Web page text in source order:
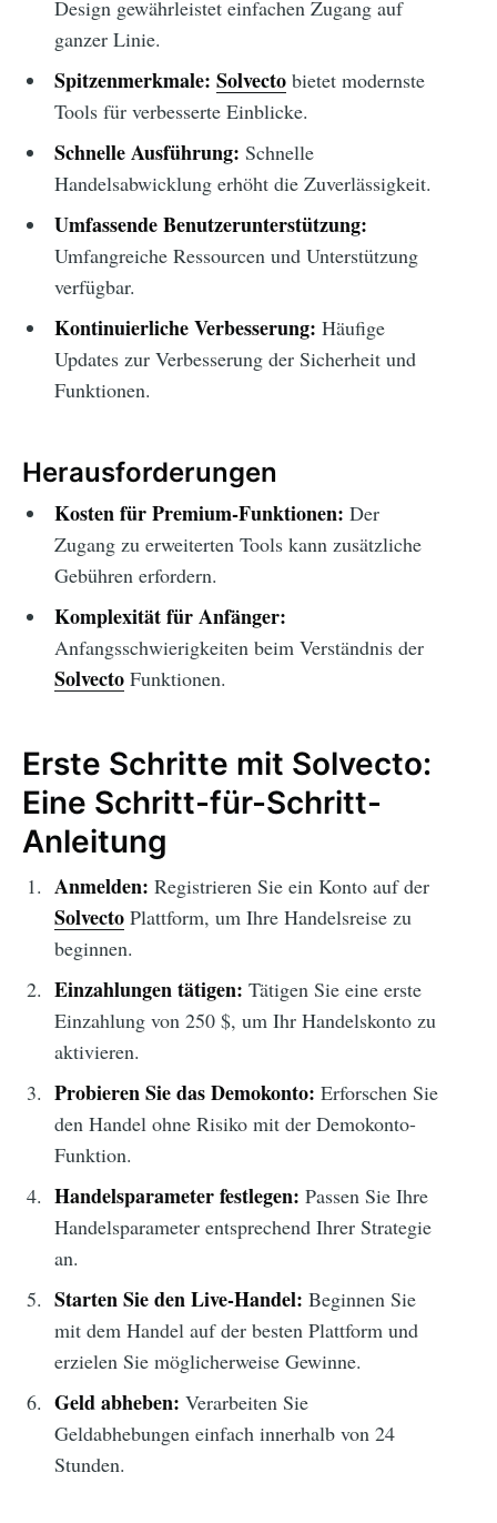
Design gewährleistet einfachen Zugang auf
ganzer Linie.
Spitzenmerkmale: Solvectobietet modernste
Tools für verbesserte Einblicke.
Schnelle Ausführung: Schnelle
Handelsabwicklung erhöht die Zuverlässigkeit.
Umfassende Benutzerunterstützung:
Umfangreiche Ressourcen und Unterstützung
verfügbar.
Kontinuierliche Verbesserung: Häufige
Updates zur Verbesserung der Sicherheit und
Funktionen.
Herausforderungen
Kosten für Premium-Funktionen: Der
Zugang zu erweiterten Tools kann zusätzliche
Gebühren erfordern.
Komplexität für Anfänger:
Anfangsschwierigkeiten beim Verständnis der
SolvectoFunktionen.
Erste Schritte mit Solvecto:
Eine Schritt-für-Schritt-
Anleitung
Anmelden: Registrieren Sie ein Konto auf der
SolvectoPlattform, um Ihre Handelsreise zu
beginnen.
Einzahlungen tätigen: Tätigen Sie eine erste
Einzahlung von 250 $, um Ihr Handelskonto zu
aktivieren.
Probieren Sie das Demokonto: Erforschen Sie
den Handel ohne Risiko mit der Demokonto-
Funktion.
Handelsparameter festlegen: Passen Sie Ihre
Handelsparameter entsprechend Ihrer Strategie
an.
Starten Sie den Live-Handel: Beginnen Sie
mit dem Handel auf der besten Plattform und
erzielen Sie möglicherweise Gewinne.
Geld abheben: Verarbeiten Sie
Geldabhebungen einfach innerhalb von 24
Stunden.